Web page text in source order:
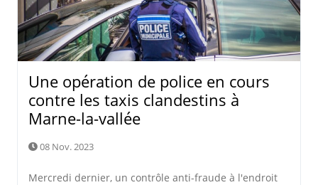
Une opération de police en cours
contre les taxis clandestins à
Marne-la-vallée
08 Nov. 2023
Mercredi dernier, un contrôle anti-fraude à l'endroit